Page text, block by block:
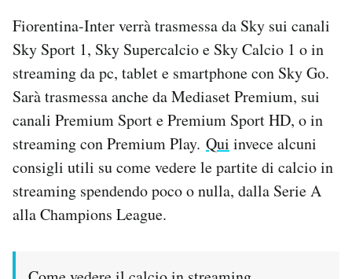
Fiorentina-Inter verrà trasmessa da Sky sui canali
Sky Sport 1, Sky Supercalcio e Sky Calcio 1 o in
streaming da pc, tablet e smartphone con Sky Go.
Sarà trasmessa anche da Mediaset Premium, sui
canali Premium Sport e Premium Sport HD, o in
streaming con Premium Play. Qui invece alcuni
consigli utili su come vedere le partite di calcio in
streaming spendendo poco o nulla, dalla Serie A
alla Champions League.